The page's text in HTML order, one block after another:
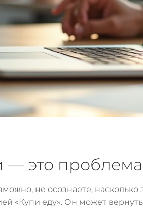
это проблема
не осознаете,
«Купи еду». Он может